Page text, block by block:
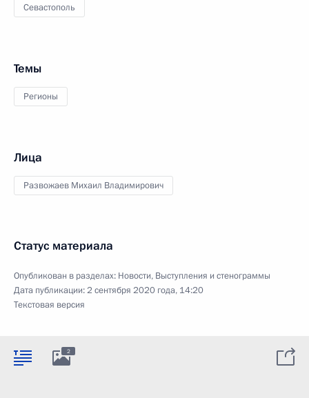
Севастополь
Темы
Регионы
Лица
Развожаев Михаил Владимирович
Статус материала
Опубликован в разделах: Новости, Выступления и стенограммы
Дата публикации:2 сентября 2020 года, 14:20
Текстовая версия
2